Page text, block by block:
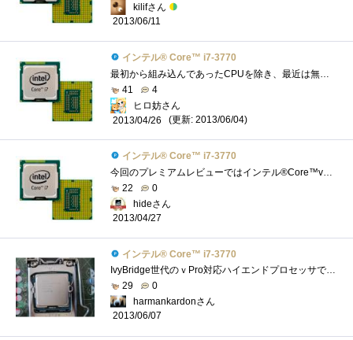
kilifさん
2013/06/11
インテル® Core™ i7-3770
最初から組み込んであったCPUを除き、最近は無印購入したり、レビューさせて頂きませんでしたので、初の、無印CPUになります。とゆうことで、�...
41
4
ヒロ妨さん
2013/04/26
(更新: 2013/06/04)
インテル® Core™ i7-3770
今回のプレミアムレビューではインテル®Core™vPro™のレビューと言うことで、まず自分では買わないであろう無印を手に入れました軽く見ていき�...
22
0
hideさん
2013/04/27
インテル® Core™ i7-3770
IvyBridge世代のｖPro対応ハイエンドプロセッサです．４コア/８スレッドで，iGPUとしてHD4000を内蔵しています．IvyBridge世代のハイエンドプロセッサは...
29
0
harmankardonさん
2013/06/07